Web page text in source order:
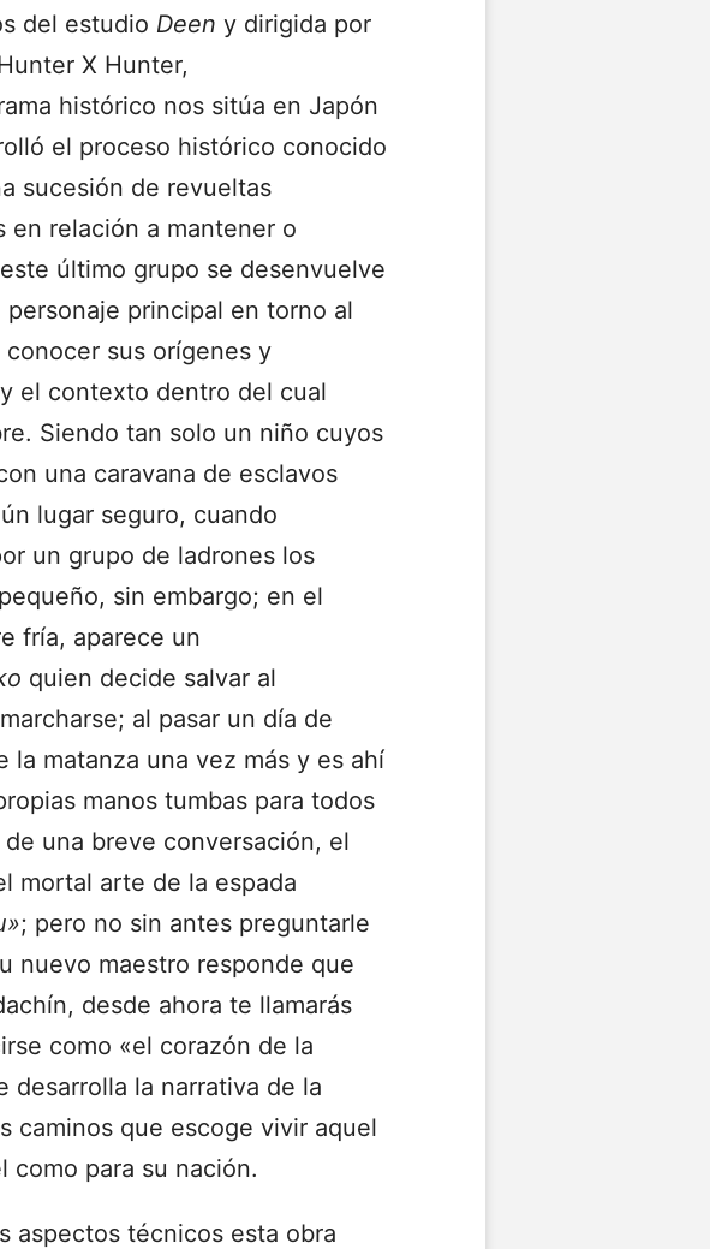
del estudio Deen y dirigida por
X Hunter,
histórico nos sitúa en Japón
el proceso histórico conocido
sucesión de revueltas
en relación a mantener o
último grupo se desenvuelve
personaje principal en torno al
sus orígenes y
el contexto dentro del cual
Siendo tan solo un niño cuyos
una caravana de esclavos
lugar seguro, cuando
un grupo de ladrones los
sin embargo; en el
fría, aparece un
quien decide salvar al
al pasar un día de
la matanza una vez más y es ahí
manos tumbas para todos
una breve conversación, el
mortal arte de la espada
; pero no sin antes preguntarle
nuevo maestro responde que
desde ahora te llamarás
como «el corazón de la
desarrolla la narrativa de la
caminos que escoge vivir aquel
como para su nación.
aspectos técnicos esta obra